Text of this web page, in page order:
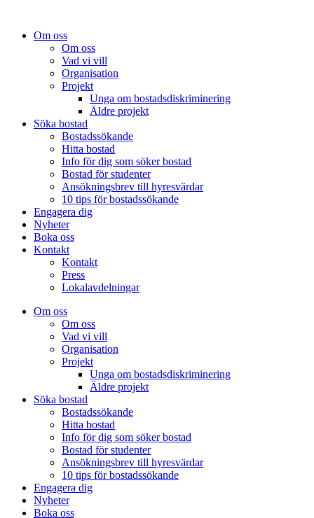
Om oss
Om oss
Vad vi vill
Organisation
Projekt
Unga om bostadsdiskriminering
Äldre projekt
Söka bostad
Bostadssökande
Hitta bostad
Info för dig som söker bostad
Bostad för studenter
Ansökningsbrev till hyresvärdar
10 tips för bostadssökande
Engagera dig
Nyheter
Boka oss
Kontakt
Kontakt
Press
Lokalavdelningar
Om oss
Om oss
Vad vi vill
Organisation
Projekt
Unga om bostadsdiskriminering
Äldre projekt
Söka bostad
Bostadssökande
Hitta bostad
Info för dig som söker bostad
Bostad för studenter
Ansökningsbrev till hyresvärdar
10 tips för bostadssökande
Engagera dig
Nyheter
Boka oss